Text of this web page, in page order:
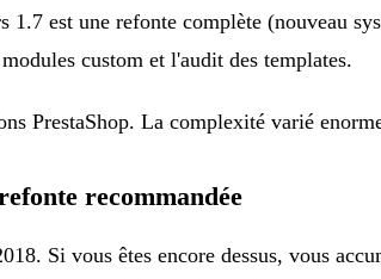
1.7 est une refonte complète (nouveau
custom et l'audit des templates.
PrestaShop. La complexité varié
recommandée
Si vous êtes encore dessus, vous